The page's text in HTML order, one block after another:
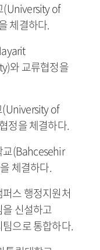
(University of
체결하다.
와 교류협정을
(University of
정을 체결하다.
교(Bahcesehir
체결하다.
스 행정지원처
신설하고
으로 통합하다.